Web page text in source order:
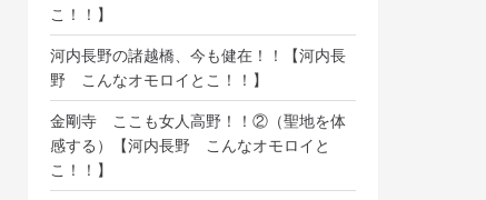
こ！！】
河内長野の諸越橋、今も健在！！【河内長
野 こんなオモロイとこ！！】
金剛寺 ここも女人高野！！②（聖地を体
感する）【河内長野 こんなオモロイと
こ！！】